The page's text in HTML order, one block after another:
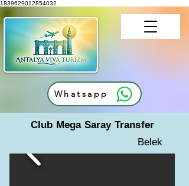
1839629012854032
Whatsapp
Club Mega Saray Transfer
Belek